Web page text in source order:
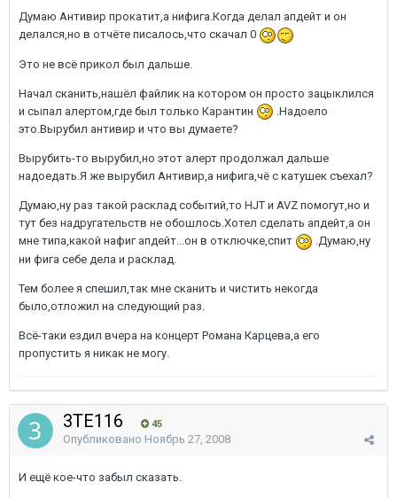
Думаю Антивир прокатит,а нифига.Когда делал апдейт и он
делался,но в отчёте писалось,что скачал 0
Это не всё прикол был дальше.
Начал сканить,нашёл файлик на котором он просто зацыклился
и сыпал алертом,где был только Карантин
.Надоело
это.Вырубил антивир и что вы думаете?
Вырубить-то вырубил,но этот алерт продолжал дальше
надоедать.Я же вырубил Антивир,а нифига,чё с катушек съехал?
Думаю,ну раз такой расклад событий,то HJT и AVZ помогут,но и
тут без надругательств не обошлось.Хотел сделать апдейт,а он
мне типа,какой нафиг апдейт...он в отключке,спит
.Думаю,ну
ни фига себе дела и расклад.
Тем более я спешил,так мне сканить и чистить некогда
было,отложил на следующий раз.
Всё-таки ездил вчера на концерт Романа Карцева,а его
пропустить я никак не могу.
3TE116 45
Опубликовано Ноябрь 27, 2008
И ещё кое-что забыл сказать.